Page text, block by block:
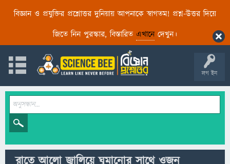
বিজ্ঞান ও প্রযুক্তির প্রশ্নোত্তর দুনিয়ায় আপনাকে স্বাগতম! প্রশ্ন-উত্তর দিয়ে
জিতে নিন পুরস্কার, বিস্তারিত এখানেদেখুন।
লগ ইন